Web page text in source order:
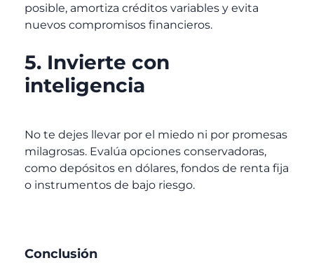
posible, amortiza créditos variables y evita
nuevos compromisos financieros.
5. Invierte con
inteligencia
No te dejes llevar por el miedo ni por promesas
milagrosas. Evalúa opciones conservadoras,
como depósitos en dólares, fondos de renta fija
o instrumentos de bajo riesgo.
Conclusión